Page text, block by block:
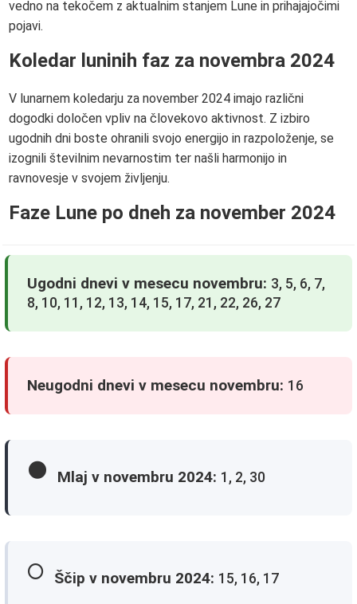
vedno na tekočem z aktualnim stanjem Lune in prihajajočimi
pojavi.
Koledar luninih faz za novembra 2024
V lunarnem koledarju za november 2024 imajo različni
dogodki določen vpliv na človekovo aktivnost. Z izbiro
ugodnih dni boste ohranili svojo energijo in razpoloženje, se
izognili številnim nevarnostim ter našli harmonijo in
ravnovesje v svojem življenju.
Faze Lune po dneh za november 2024
Ugodni dnevi v mesecu novembru: 3, 5, 6, 7,
8, 10, 11, 12, 13, 14, 15, 17, 21, 22, 26, 27
Neugodni dnevi v mesecu novembru: 16
🌑 Mlaj v novembru 2024: 1, 2, 30
🌕 Ščip v novembru 2024: 15, 16, 17